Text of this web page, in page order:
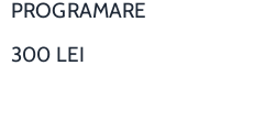
PROGRAMARE
300 LEI